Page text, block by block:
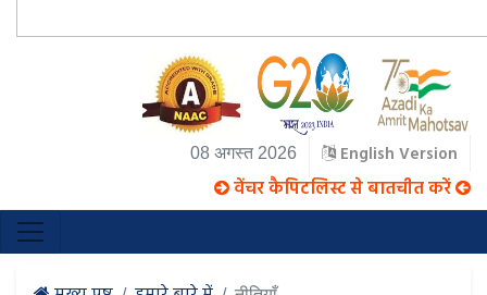
08 अगस्त 2026 English Version
वेंचर कैपिटलिस्ट से बातचीत करें